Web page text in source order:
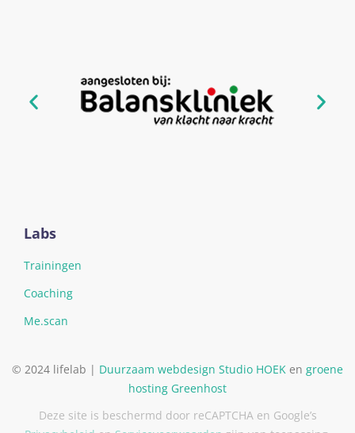
Labs
Trainingen
Coaching
Me.scan
© 2024 lifelab | Duurzaam webdesign Studio HOEK en groene
hosting Greenhost
Deze site is beschermd door reCAPTCHA en Google’s